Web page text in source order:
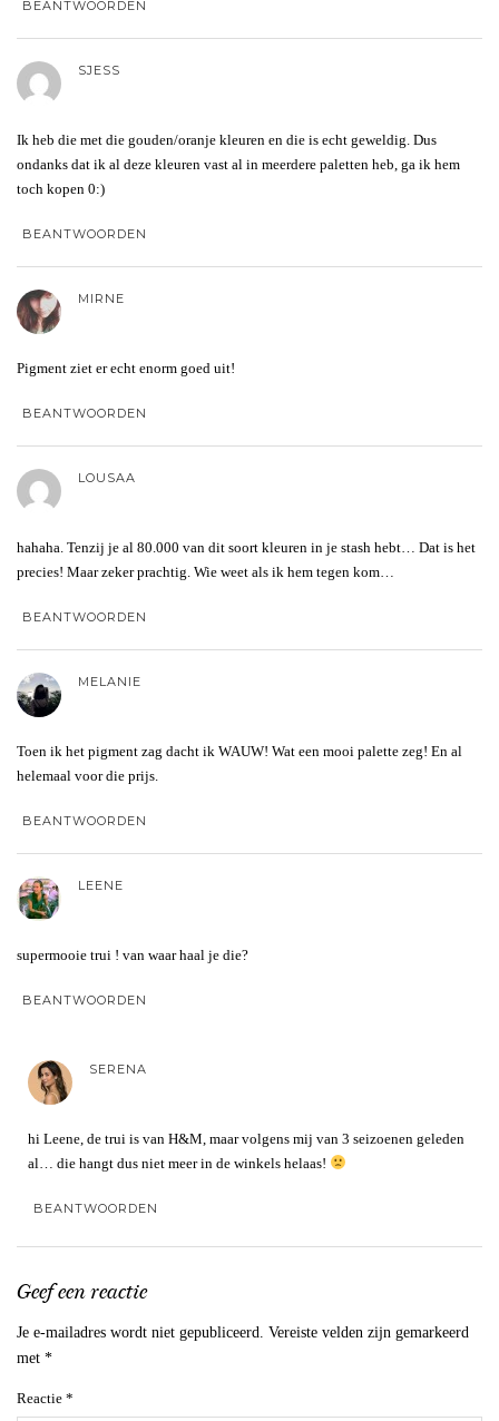
BEANTWOORDEN
SJESS
Ik heb die met die gouden/oranje kleuren en die is echt geweldig. Dus
ondanks dat ik al deze kleuren vast al in meerdere paletten heb, ga ik hem
toch kopen 0:)
BEANTWOORDEN
MIRNE
Pigment ziet er echt enorm goed uit!
BEANTWOORDEN
LOUSAA
hahaha. Tenzij je al 80.000 van dit soort kleuren in je stash hebt… Dat is het
precies! Maar zeker prachtig. Wie weet als ik hem tegen kom…
BEANTWOORDEN
MELANIE
Toen ik het pigment zag dacht ik WAUW! Wat een mooi palette zeg! En al
helemaal voor die prijs.
BEANTWOORDEN
LEENE
supermooie trui ! van waar haal je die?
BEANTWOORDEN
SERENA
hi Leene, de trui is van H&M, maar volgens mij van 3 seizoenen geleden
al… die hangt dus niet meer in de winkels helaas!
BEANTWOORDEN
Geef een reactie
Je e-mailadres wordt niet gepubliceerd. Vereiste velden zijn gemarkeerd
met *
Reactie *